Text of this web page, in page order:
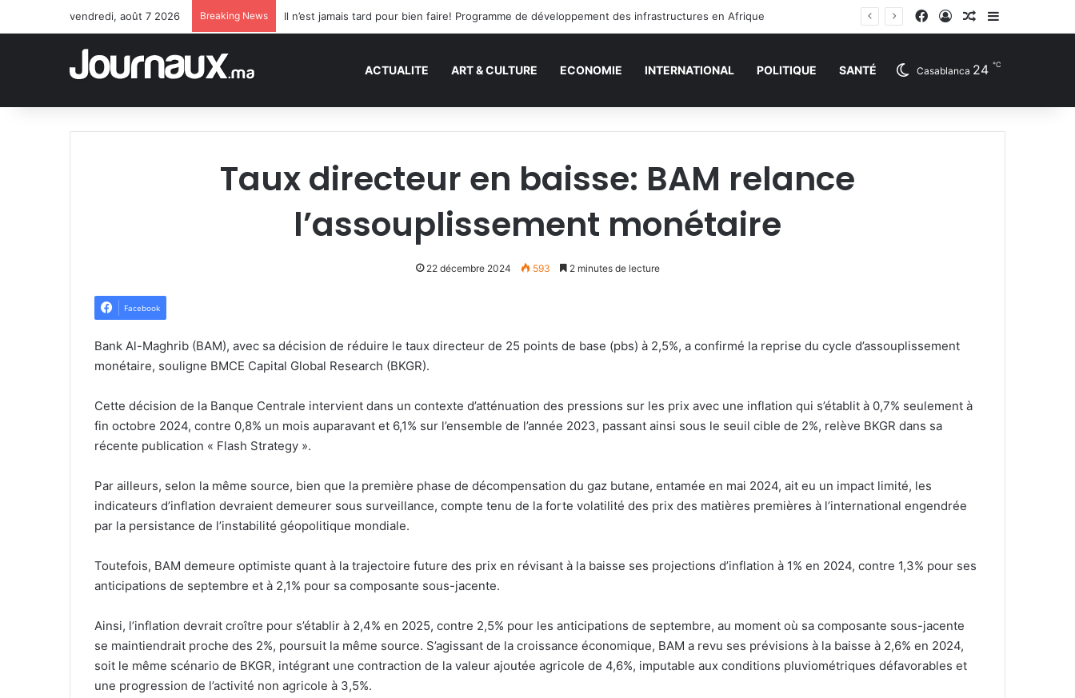
vendredi, août 7 2026 Breaking News Il n’est jamais tard pour bien faire! Programme de développement des infrastructures en Afrique Facebook
Connexion
Article Aléatoire
Sidebar
ACTUALITE ART & CULTURE ECONOMIE INTERNATIONAL POLITIQUE SANTÉ Casablanca 24 ℃
Taux directeur en baisse: BAM relance
l’assouplissement monétaire
22 décembre 2024 593 2 minutes de lecture
Facebook
Bank Al-Maghrib (BAM), avec sa décision de réduire le taux directeur de 25 points de base (pbs) à 2,5%, a confirmé la reprise du cycle d’assouplissement
monétaire, souligne BMCE Capital Global Research (BKGR).
Cette décision de la Banque Centrale intervient dans un contexte d’atténuation des pressions sur les prix avec une inflation qui s’établit à 0,7% seulement à
fin octobre 2024, contre 0,8% un mois auparavant et 6,1% sur l’ensemble de l’année 2023, passant ainsi sous le seuil cible de 2%, relève BKGR dans sa
récente publication « Flash Strategy ».
Par ailleurs, selon la même source, bien que la première phase de décompensation du gaz butane, entamée en mai 2024, ait eu un impact limité, les
indicateurs d’inflation devraient demeurer sous surveillance, compte tenu de la forte volatilité des prix des matières premières à l’international engendrée
par la persistance de l’instabilité géopolitique mondiale.
Toutefois, BAM demeure optimiste quant à la trajectoire future des prix en révisant à la baisse ses projections d’inflation à 1% en 2024, contre 1,3% pour ses
anticipations de septembre et à 2,1% pour sa composante sous-jacente.
Ainsi, l’inflation devrait croître pour s’établir à 2,4% en 2025, contre 2,5% pour les anticipations de septembre, au moment où sa composante sous-jacente
se maintiendrait proche des 2%, poursuit la même source. S’agissant de la croissance économique, BAM a revu ses prévisions à la baisse à 2,6% en 2024,
soit le même scénario de BKGR, intégrant une contraction de la valeur ajoutée agricole de 4,6%, imputable aux conditions pluviométriques défavorables et
une progression de l’activité non agricole à 3,5%.